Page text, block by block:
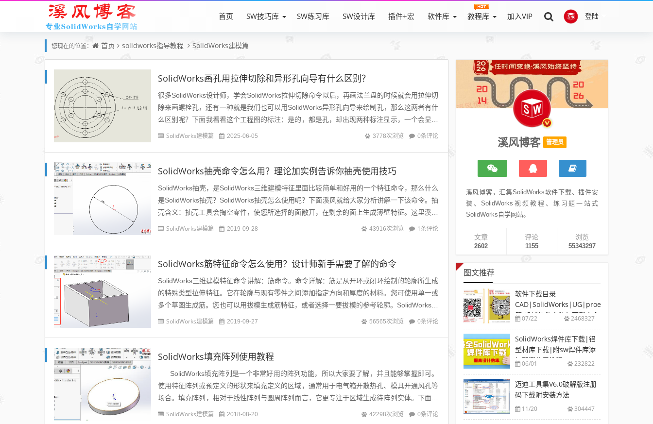
登陆
首页 SW技巧库 SW练习库 SW设计库 插件+宏 软件库 教程库 加入VIP
您现在的位置： 首页 solidworks指导教程 SolidWorks建模篇
SolidWorks画孔用拉伸切除和异形孔向导有什么区别？
很多SolidWorks设计师，学会SolidWorks拉伸切除命令以后，再画法兰盘的时候就会用拉伸切
除来画螺栓孔，还有一种就是我们也可以用SolidWorks异形孔向导来绘制孔，那么这两者有什
么区别呢？下面我看看这个工程图的标注：是的，都是孔，却出现两种标注显示，一个会显示
孔的数量，符合机械制图标...
SolidWorks建模篇 2025-06-05 3778次浏览 0条评论
SolidWorks抽壳命令怎么用？理论加实例告诉你抽壳使用技巧
SolidWorks抽壳，是SolidWorks三维建模特征里面比较简单和好用的一个特征命令，那么什么
是SolidWorks抽壳？SolidWorks抽壳怎么使用呢？下面溪风就给大家分析讲解一下该命令。抽
壳含义：抽壳工具会掏空零件，使您所选择的面敞开，在剩余的面上生成薄壁特征。这里溪风
以一个实例给大...
SolidWorks建模篇 2019-09-28 43916次浏览 1条评论
SolidWorks筋特征命令怎么使用？设计师新手需要了解的命令
SolidWorks三维建模特征命令讲解：筋命令。命令详解：筋是从开环或闭环绘制的轮廓所生成
的特殊类型拉伸特征。它在轮廓与现有零件之间添加指定方向和厚度的材料。您可使用单一或
多个草图生成筋。您也可以用拔模生成筋特征，或者选择一要拔模的参考轮廓。SolidWorks筋
特征的位置和特征属性如下图所示：参...
SolidWorks建模篇 2019-09-27 56565次浏览 0条评论
SolidWorks填充阵列使用教程
SolidWorks填充阵列是一个非常好用的阵列功能，所以大家要了解，并且能够掌握即可。
使用特征阵列或预定义的形状来填充定义的区域，通常用于电气箱开散热孔、模具开通风孔等
场合。填充阵列，相对于线性阵列与圆周阵列而言，它更专注于区域生成待阵列实体。下面通
过一个...
SolidWorks建模篇 2018-08-20 42298次浏览 0条评论
溪风博客 管理员
溪风博客，汇集SolidWorks软件下载、插件安
装、SolidWorks视频教程、练习题一站式
SolidWorks自学网站。
文章
2602
评论
1155
浏览
55343297
图文推荐
软件下载目录
CAD|SolidWorks|UG|proe
等-机械软件安装包下载大全
07/22 2468327
SolidWorks焊件库下载|铝
型材库下载|附sw焊件库添
加配置使用教程
06/01 232822
迈迪工具集V6.0破解版注册
码下载附安装方法
11/20 304447